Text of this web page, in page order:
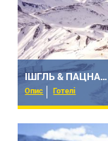
ІШГЛЬ & ПАЦНАУНТАЛЬ
Опис Готелі